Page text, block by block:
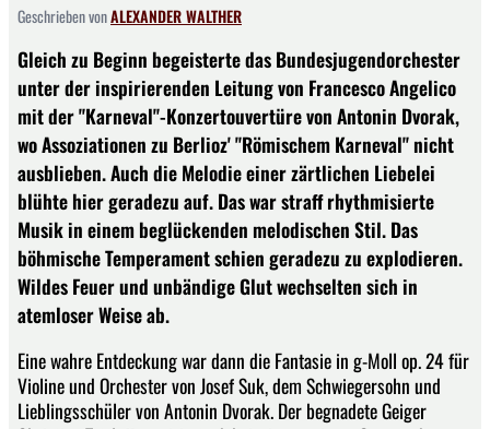
Geschrieben vonALEXANDER WALTHER
Gleich zu Beginn begeisterte das Bundesjugendorchester
unter der inspirierenden Leitung von Francesco Angelico
mit der "Karneval"-Konzertouvertüre von Antonin Dvorak,
wo Assoziationen zu Berlioz' "Römischem Karneval" nicht
ausblieben. Auch die Melodie einer zärtlichen Liebelei
blühte hier geradezu auf. Das war straff rhythmisierte
Musik in einem beglückenden melodischen Stil. Das
böhmische Temperament schien geradezu zu explodieren.
Wildes Feuer und unbändige Glut wechselten sich in
atemloser Weise ab.
Eine wahre Entdeckung war dann die Fantasie in g-Moll op. 24 für
Violine und Orchester von Josef Suk, dem Schwiegersohn und
Lieblingsschüler von Antonin Dvorak. Der begnadete Geiger